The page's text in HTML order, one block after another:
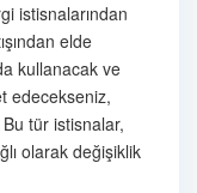
istisnalarından
elde
kullanacak ve
edecekseniz,
tür istisnalar,
olarak değişiklik